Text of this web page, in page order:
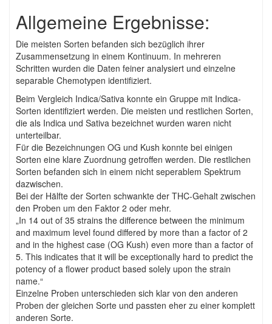
Allgemeine Ergebnisse:
Die meisten Sorten befanden sich bezüglich ihrer
Zusammensetzung in einem Kontinuum. In mehreren
Schritten wurden die Daten feiner analysiert und einzelne
separable Chemotypen identifiziert.
Beim Vergleich Indica/Sativa konnte ein Gruppe mit Indica-
Sorten identifiziert werden. Die meisten und restlichen Sorten,
die als Indica und Sativa bezeichnet wurden waren nicht
unterteilbar.
Für die Bezeichnungen OG und Kush konnte bei einigen
Sorten eine klare Zuordnung getroffen werden. Die restlichen
Sorten befanden sich in einem nicht seperablem Spektrum
dazwischen.
Bei der Hälfte der Sorten schwankte der THC-Gehalt zwischen
den Proben um den Faktor 2 oder mehr.
„In 14 out of 35 strains the difference between the minimum
and maximum level found differed by more than a factor of 2
and in the highest case (OG Kush) even more than a factor of
5. This indicates that it will be exceptionally hard to predict the
potency of a flower product based solely upon the strain
name.“
Einzelne Proben unterschieden sich klar von den anderen
Proben der gleichen Sorte und passten eher zu einer komplett
anderen Sorte.